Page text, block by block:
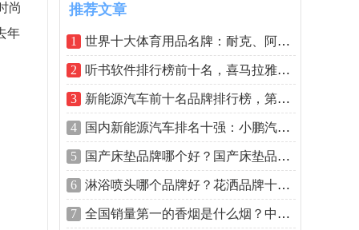
尚
年
推荐文章
1 世界十大体育用品名牌：耐克、阿迪达斯
2 听书软件排行榜前十名，喜马拉雅FM排在
3 新能源汽车前十名品牌排行榜，第一名属
4 国内新能源汽车排名十强：小鹏汽车第五
5 国产床垫品牌哪个好？国产床垫品牌十大
6 淋浴喷头哪个品牌好？花洒品牌十大排名
7 全国销量第一的香烟是什么烟？中国销量